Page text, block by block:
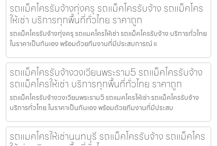
รถแม็คโครรับจ้างทุ่งครุ รถแม็คโครรับจ้าง รถแม็คโคร
ให้เช่า บริการทุกพื้นที่ทั่วไทย ราคาถูก
รถแม็คโครรับจ้างทุ่งครุ รถแมคโครให้เช่า รถแม็คโครรับจ้าง บริการทั่วไทย
ในราคาเป็นกันเอง พร้อมด้วยทีมงานที่มีประสบการณ์ แ
รถแม็คโครรับจ้างวงเวียนพระราม5 รถแม็คโครรับจ้าง
รถแม็คโครให้เช่า บริการทุกพื้นที่ทั่วไทย ราคาถูก
รถแม็คโครรับจ้างวงเวียนพระราม5 รถแมคโครให้เช่า รถแม็คโครรับจ้าง
บริการทั่วไทย ในราคาเป็นกันเอง พร้อมด้วยทีมงานที่มีประสบ
รถแมคโครให้เช่านนทบุรี รถแม็คโครรับจ้าง รถแม็คโคร